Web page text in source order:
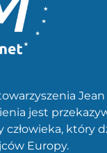
jest
człowieka, który
Europy.